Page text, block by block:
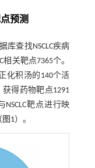
预测
库查找NSCLC疾病
关靶点7365个。
化积汤的140个活
得药物靶点1291
靶点进行映
图1）。